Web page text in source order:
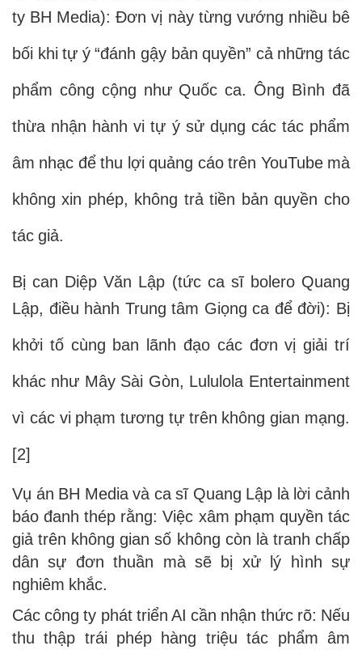
ty BH Media): Đơn vị này từng vướng nhiều bê
bối khi tự ý “đánh gậy bản quyền” cả những tác
phẩm công cộng như Quốc ca. Ông Bình đã
thừa nhận hành vi tự ý sử dụng các tác phẩm
âm nhạc để thu lợi quảng cáo trên YouTube mà
không xin phép, không trả tiền bản quyền cho
tác giả.
Bị can Diệp Văn Lập (tức ca sĩ bolero Quang
Lập, điều hành Trung tâm Giọng ca để đời): Bị
khởi tố cùng ban lãnh đạo các đơn vị giải trí
khác như Mây Sài Gòn, Lululola Entertainment
vì các vi phạm tương tự trên không gian mạng.
[2]
Vụ án BH Media và ca sĩ Quang Lập là lời cảnh
báo đanh thép rằng: Việc xâm phạm quyền tác
giả trên không gian số không còn là tranh chấp
dân sự đơn thuần mà sẽ bị xử lý hình sự
nghiêm khắc.
Các công ty phát triển AI cần nhận thức rõ: Nếu
thu thập trái phép hàng triệu tác phẩm âm